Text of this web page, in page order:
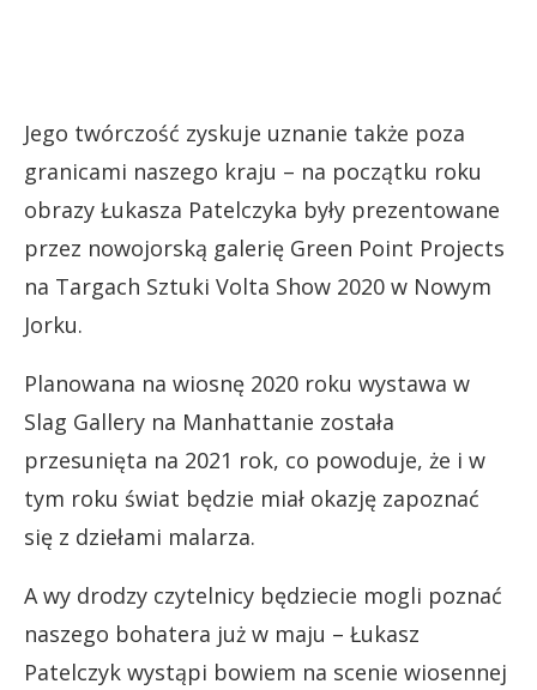
Jego twórczość zyskuje uznanie także poza
granicami naszego kraju – na początku roku
obrazy Łukasza Patelczyka były prezentowane
przez nowojorską galerię Green Point Projects
na Targach Sztuki Volta Show 2020 w Nowym
Jorku.
Planowana na wiosnę 2020 roku wystawa w
Slag Gallery na Manhattanie została
przesunięta na 2021 rok, co powoduje, że i w
tym roku świat będzie miał okazję zapoznać
się z dziełami malarza.
A wy drodzy czytelnicy będziecie mogli poznać
naszego bohatera już w maju – Łukasz
Patelczyk wystąpi bowiem na scenie wiosennej